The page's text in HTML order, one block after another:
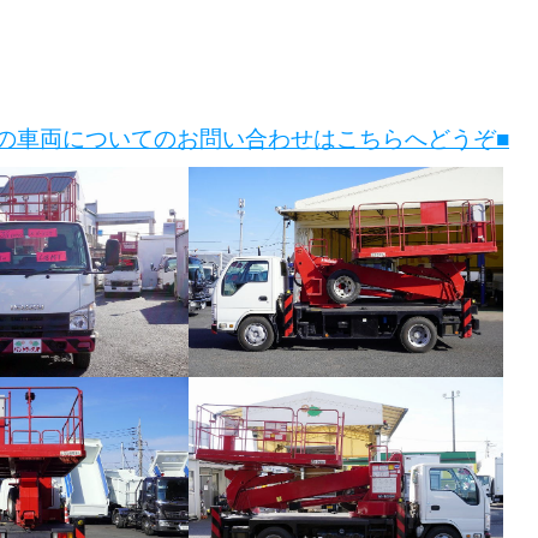
車両についてのお問い合わせはこちらへどうぞ■